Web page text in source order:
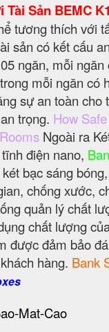
Sản BEMC
tương thích với
sản có kết cấu
ngăn, mỗi
mỗi ngăn có
sự an toàn cho
trọng. How
Ngoài ra
điện nano,
bạc sáng
chống xước,
quản lý chất
chất lượng
được đảm bảo
hàng. Bank